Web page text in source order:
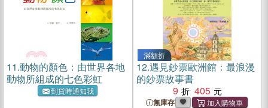
11.動物的顏色：由世界各地
動物所組成的七色彩虹
到貨時通知我
滿額折
12.遇見鈔票歐洲館：最浪漫
的鈔票故事書
9
405
無庫存